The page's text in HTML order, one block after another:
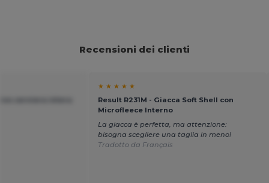
Recensioni dei clienti
★ ★ ★ ★ ★
Result R231M - Giacca Soft Shell con
Microfleece Interno
La giacca è perfetta, ma attenzione:
bisogna scegliere una taglia in meno!
Tradotto da Français